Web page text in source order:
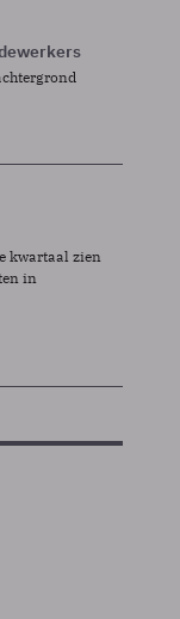
kwartaal zien
in